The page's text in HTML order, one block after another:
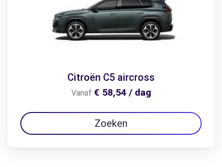
Citroën C5 aircross
Vanaf € 58,54 / dag
Zoeken